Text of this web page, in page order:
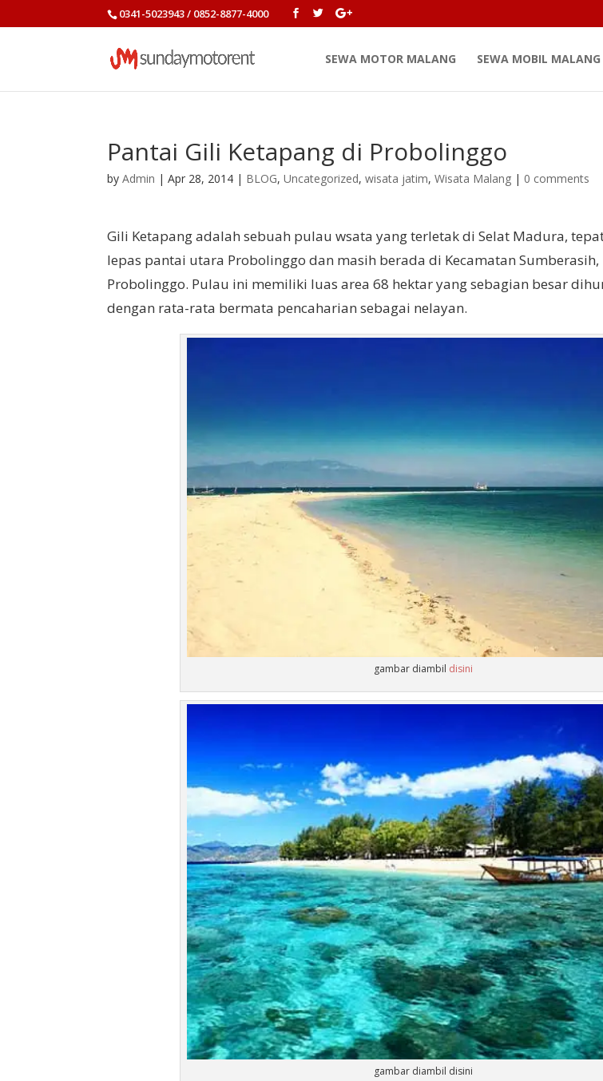
0341-5023943 / 0852-8877-4000
SEWA MOTOR MALANG SEWA MOBIL MALANG
Pantai Gili Ketapang di Probolinggo
byAdmin |Apr 28, 2014 | BLOG,Uncategorized,wisata jatim,Wisata Malang | 0 comments
Gili Ketapang adalah sebuah pulau wsata yang terletak di Selat Madura,
lepas pantai utara Probolinggo dan masih berada di Kecamatan Sumberasih,
Probolinggo. Pulau ini memiliki luas area 68 hektar yang sebagian besar
dengan rata-rata bermata pencaharian sebagai nelayan.
gambar diambil disini
gambar diambil disini